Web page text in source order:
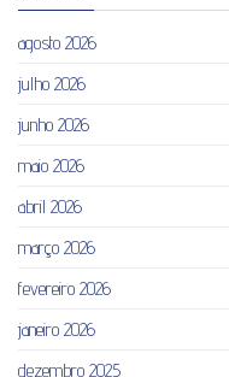
agosto 2026
julho 2026
junho 2026
maio 2026
abril 2026
março 2026
fevereiro 2026
janeiro 2026
dezembro 2025